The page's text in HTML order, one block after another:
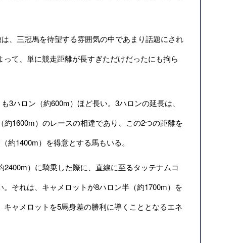
、三冠馬を待望する雰囲気の中であまり話題にされ
て、単に競走距離が長すぎただけだったにも拘ら
ハロン（約600m）ほど長い。3ハロンの延長は、
1600m）のレースの相違であり、この2つの距離を
1400m）を得意とする馬もいる。
）に騎乗した際に、直線に至るタッテナムコ
それは、キャメロットが8ハロン半（約1700m）を
ャメロットを5馬身差の勝利に導くこととなるエネ